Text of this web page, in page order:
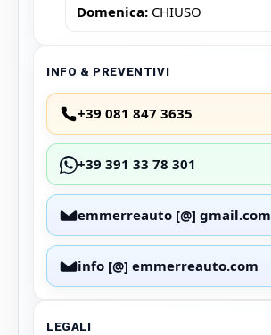
Domenica: CHIUSO
INFO & PREVENTIVI
+39 081 847 3635
+39 391 33 78 301
emmerreauto [@] gmail.com
info [@] emmerreauto.com
LEGALI